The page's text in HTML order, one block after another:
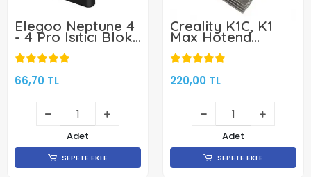
Elegoo Neptune 4
- 4 Pro Isıtıcı Blok
Silikon Kılıf
66,70 TL
Adet
SEPETE EKLE
Creality K1C, K1
Max Hotend
Soğutucu Blok -
Quick Swap
220,00 TL
Adet
SEPETE EKLE